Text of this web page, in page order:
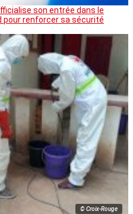
son entrée dans le
pour renforcer sa sécurité
© Croix-Rouge